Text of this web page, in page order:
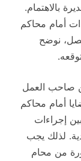
بالاهتمام.
أمام محاكم
نوضح
صاحب العمل
أمام محاكم
إجراءات
لذلك يجب
من محام